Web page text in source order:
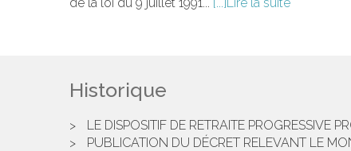
Historique
LE DISPOSITIF DE RETRAITE PROGRESSIVE
PUBLICATION DU DÉCRET RELEVANT LE